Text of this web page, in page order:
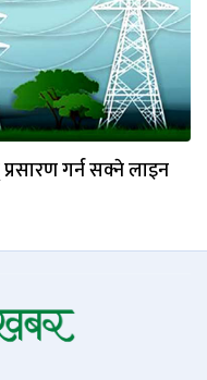
प्रसारण गर्न सक्ने लाइन